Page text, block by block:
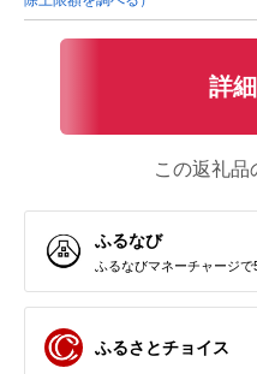
詳
この返礼品
ふるなび
ふるなびマネーチャージで
ふるさとチョイス